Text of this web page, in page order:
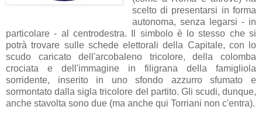
scelto di presentarsi in forma
autonoma, senza legarsi - in
particolare - al centrodestra. Il simbolo è lo stesso che si
potrà trovare sulle schede elettorali della Capitale, con lo
scudo caricato dell'arcobaleno tricolore, della colomba
crociata e dell'immagine in filigrana della famigliola
sorridente, inserito in uno sfondo azzurro sfumato e
sormontato dalla sigla tricolore del partito. Gli scudi, dunque,
anche stavolta sono due (ma anche qui Torriani non c'entra).